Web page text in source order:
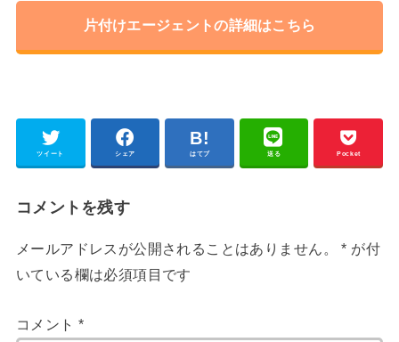
片付けエージェントの詳細はこちら
ツイート シェア はてブ 送る Pocket
コメントを残す
メールアドレスが公開されることはありません。 * が付
いている欄は必須項目です
コメント *